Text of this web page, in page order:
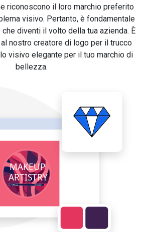
riconoscono il loro marchio preferito
visivo. Pertanto, è fondamentale
diventi il volto della tua azienda. È
nostro creatore di logo per il trucco
visivo elegante per il tuo marchio di
bellezza.